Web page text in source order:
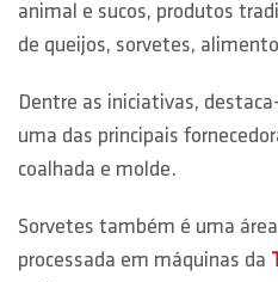
animal e sucos, produtos
de queijos, sorvetes,
Dentre as iniciativas,
uma das principais
coalhada e molde.
Sorvetes também é uma
processada em máquinas da